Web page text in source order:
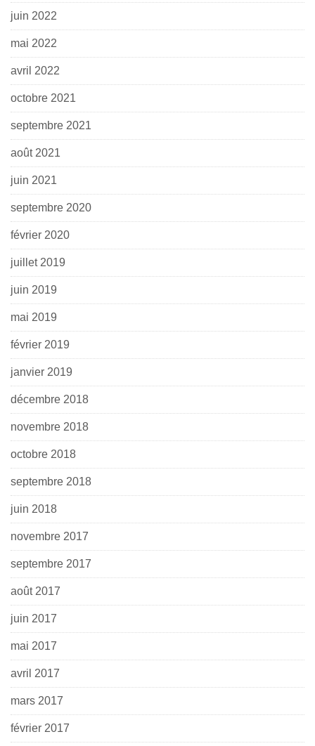
juin 2022
mai 2022
avril 2022
octobre 2021
septembre 2021
août 2021
juin 2021
septembre 2020
février 2020
juillet 2019
juin 2019
mai 2019
février 2019
janvier 2019
décembre 2018
novembre 2018
octobre 2018
septembre 2018
juin 2018
novembre 2017
septembre 2017
août 2017
juin 2017
mai 2017
avril 2017
mars 2017
février 2017